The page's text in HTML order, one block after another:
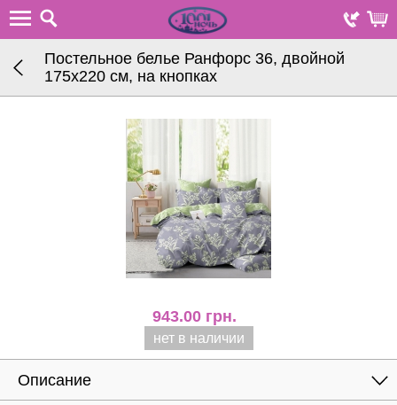
Постельное белье Ранфорс 36, двойной
175х220 см, на кнопках
943.00 грн.
нет в наличии
Описание